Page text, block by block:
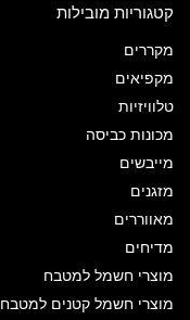
קטגוריות מובילות
מקררים
מקפיאים
טלוויזיות
מכונות כביסה
מייבשים
מזגנים
מאווררים
מדיחים
מוצרי חשמל למטבח
מוצרי חשמל קטנים למטבח